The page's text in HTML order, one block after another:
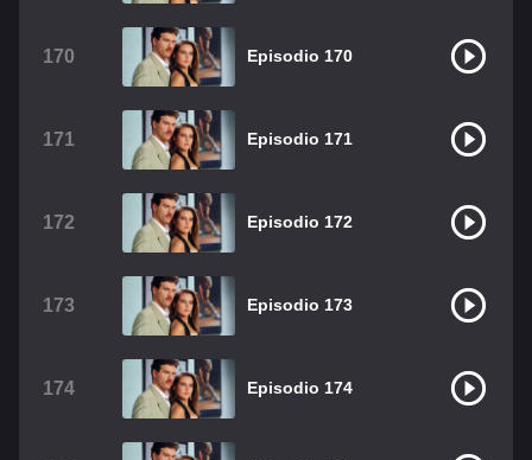
170 Episodio 170
171 Episodio 171
172 Episodio 172
173 Episodio 173
174 Episodio 174